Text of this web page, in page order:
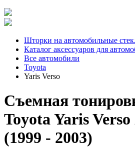
Шторки на автомобильные
Каталог аксессуаров для
Все автомобили
Toyota
Yaris Verso
Съемная
Toyota Yaris
(1999 - 2003)